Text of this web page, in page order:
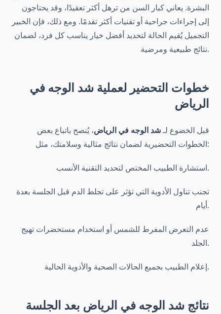
البشرة. يعاني كبار السن من ترهل أكثر تعقيدًا، وقد يحتاجون
إلى إجراءات جراحية أو تقنيات أكثر تقدمًا. ومع ذلك، فإن الخبير
التجميل يُقيم الحالة لتحديد أفضل خيار يناسب كل فرد، لضمان
نتائج طبيعية ومرضية.
خطوات التحضير لعملية شد الوجه في
الرياض
قبل الخضوع لـشد الوجه في الرياض، يُنصح باتباع بعض
الخطوات التحضيرية لضمان نتائج مثالية وسلامتك، مثل:
استشارة الطبيب المختص لتحديد التقنية الأنسب.
تجنب تناول الأدوية التي تؤثر على تجلط الدم قبل الجلسة بعدة
أيام.
عدم التعرض المفرط للشمس أو استخدام مستحضرات تهيج
الجلد.
إعلام الطبيب بجميع الحالات الصحية والأدوية الحالية.
نتائج شد الوجه في الرياض بعد الجلسة